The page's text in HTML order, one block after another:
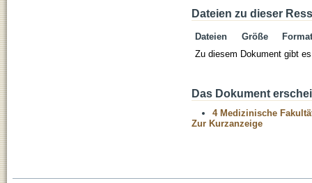
Dateien zu dieser
Dateien Größe
Format
Zu diesem Dokument gibt
Das Dokument
4 Medizinische
Zur Kurzanzeige